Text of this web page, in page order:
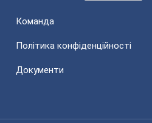
Команда
Політика конфіденційності
Документи